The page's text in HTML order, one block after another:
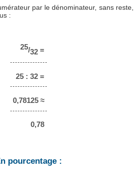
par le dénominateur, sans reste,
:
25/32 =
25 : 32 =
0,78125 ≈
0,78
pourcentage :